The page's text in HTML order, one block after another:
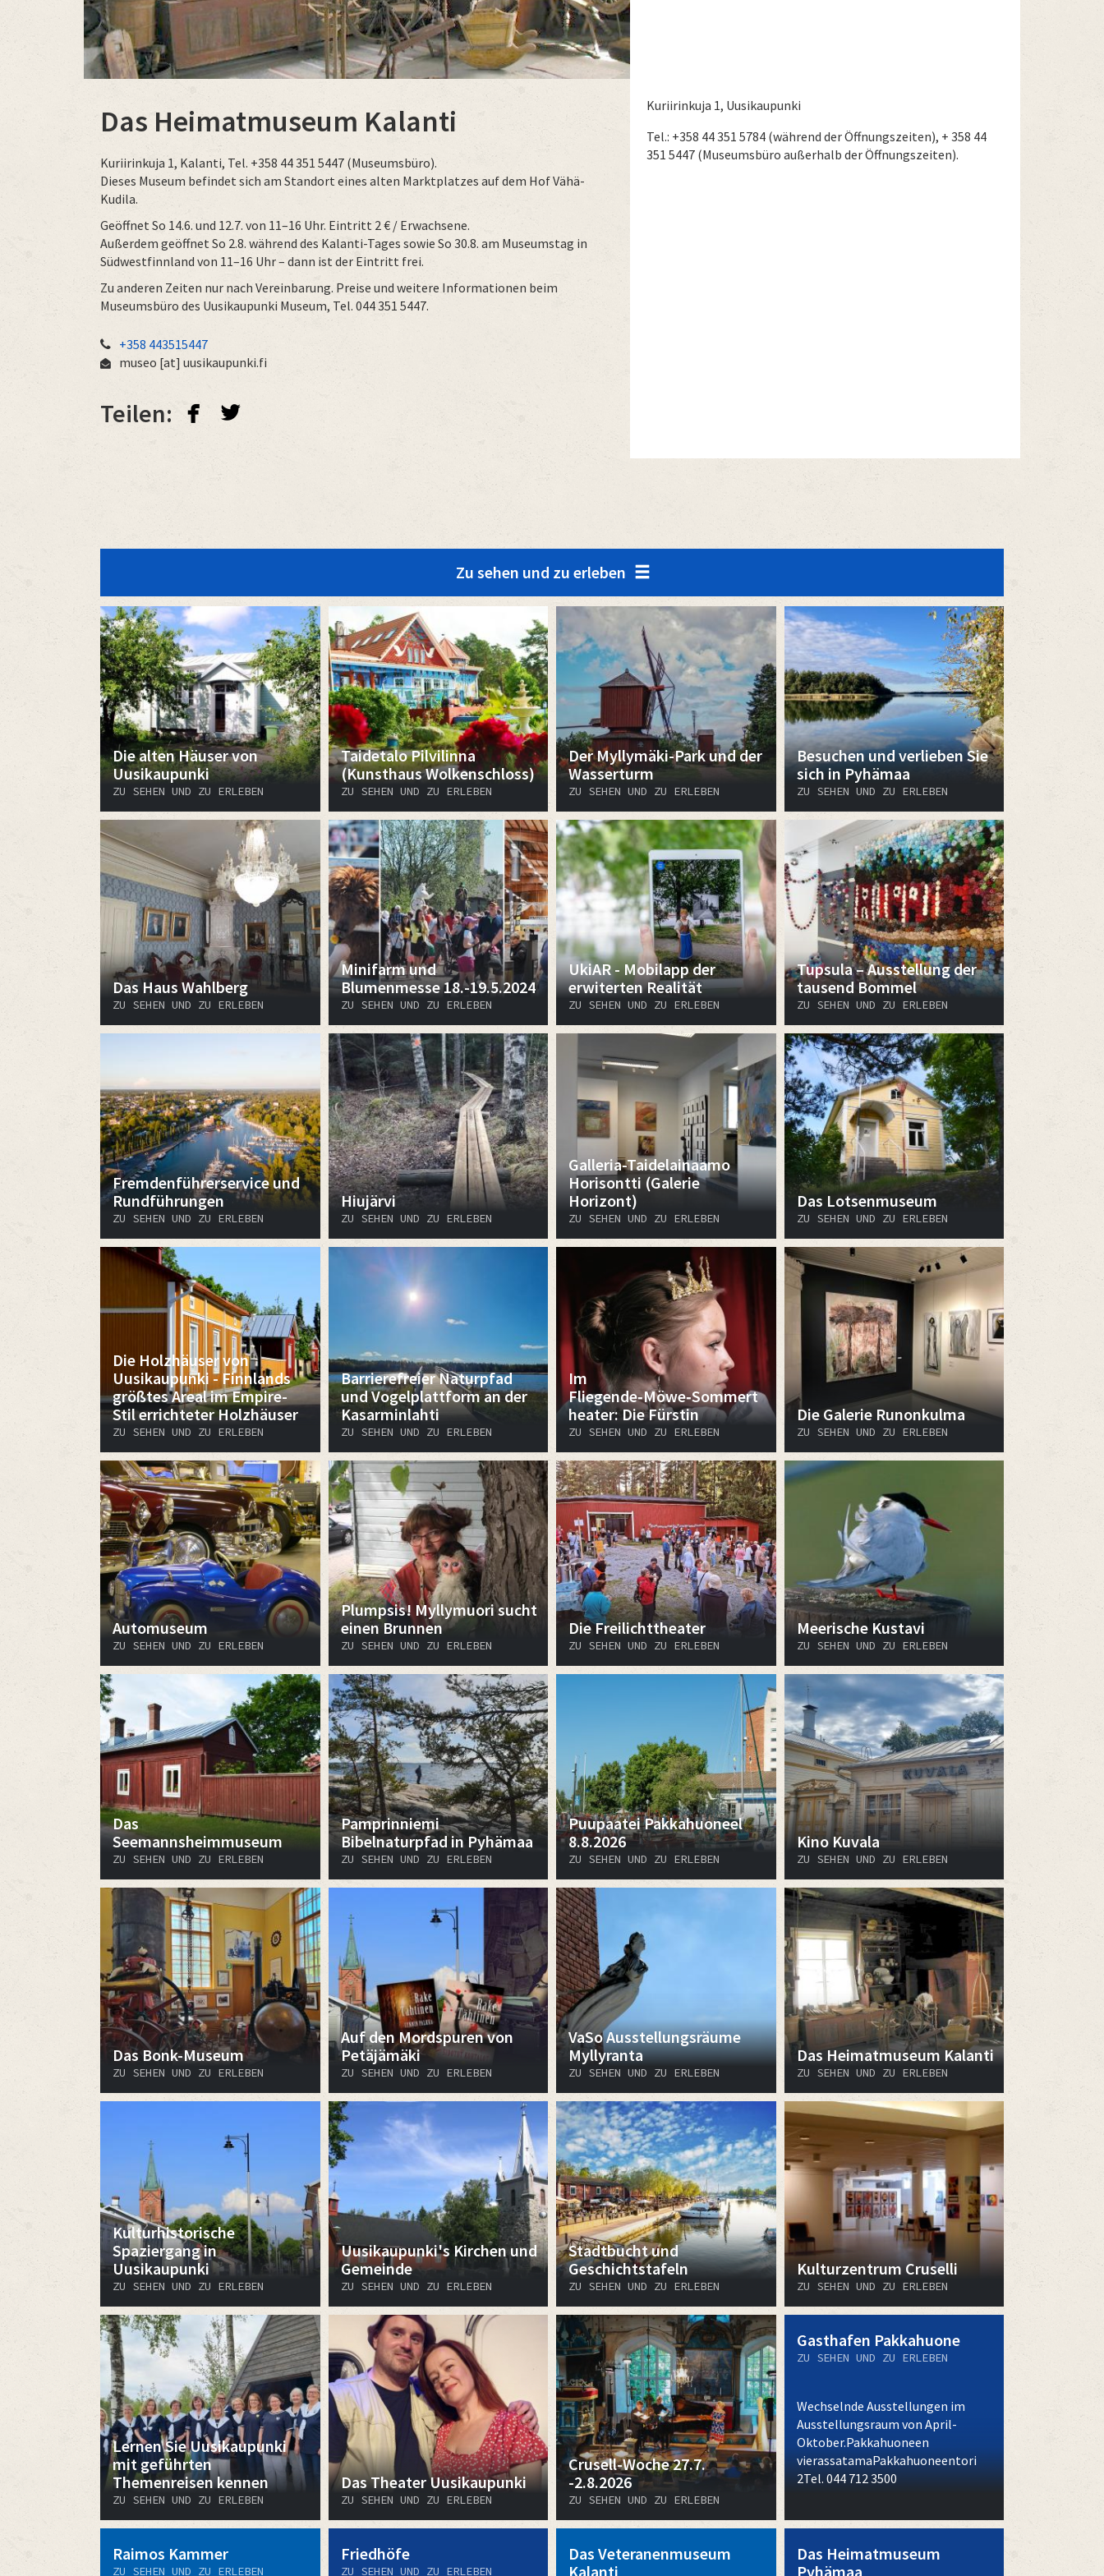
Das Heimatmuseum Kalanti
Kuriirinkuja 1, Kalanti, Tel. +358 44 351 5447 (Museumsbüro).
Dieses Museum befindet sich am Standort eines alten Marktplatzes auf dem Hof Vähä-
Kudila.
Geöffnet So 14.6. und 12.7. von 11–16 Uhr. Eintritt 2 € / Erwachsene.
Außerdem geöffnet So 2.8. während des Kalanti-Tages sowie So 30.8. am Museumstag in
Südwestfinnland von 11–16 Uhr – dann ist der Eintritt frei.
Zu anderen Zeiten nur nach Vereinbarung. Preise und weitere Informationen beim
Museumsbüro des Uusikaupunki Museum, Tel. 044 351 5447.
+358 443515447
museo [at] uusikaupunki.fi
Teilen: facebook twitterbird
Kuriirinkuja 1, Uusikaupunki
Tel.: +358 44 351 5784 (während der Öffnungszeiten), + 358 44
351 5447 (Museumsbüro außerhalb der Öffnungszeiten).
Zu sehen und zu erleben
Die alten Häuser von
Uusikaupunki
ZU SEHEN UND ZU ERLEBEN
Taidetalo Pilvilinna
(Kunsthaus Wolkenschloss)
ZU SEHEN UND ZU ERLEBEN
Der Myllymäki-Park und der
Wasserturm
ZU SEHEN UND ZU ERLEBEN
Besuchen und verlieben Sie
sich in Pyhämaa
ZU SEHEN UND ZU ERLEBEN
Das Haus Wahlberg
ZU SEHEN UND ZU ERLEBEN
Minifarm und
Blumenmesse 18.-19.5.2024
ZU SEHEN UND ZU ERLEBEN
UkiAR - Mobilapp der
erwiterten Realität
ZU SEHEN UND ZU ERLEBEN
Tupsula – Ausstellung der
tausend Bommel
ZU SEHEN UND ZU ERLEBEN
Fremdenführerservice und
Rundführungen
ZU SEHEN UND ZU ERLEBEN
Hiujärvi
ZU SEHEN UND ZU ERLEBEN
Galleria-Taidelainaamo
Horisontti (Galerie
Horizont)
ZU SEHEN UND ZU ERLEBEN
Das Lotsenmuseum
ZU SEHEN UND ZU ERLEBEN
Die Holzhäuser von
Uusikaupunki - Finnlands
größtes Areal im Empire-
Stil errichteter Holzhäuser
ZU SEHEN UND ZU ERLEBEN
Barrierefreier Naturpfad
und Vogelplattform an der
Kasarminlahti
ZU SEHEN UND ZU ERLEBEN
Im
Fliegende‑Möwe‑Sommert
heater: Die Fürstin
ZU SEHEN UND ZU ERLEBEN
Die Galerie Runonkulma
ZU SEHEN UND ZU ERLEBEN
Automuseum
ZU SEHEN UND ZU ERLEBEN
Plumpsis! Myllymuori sucht
einen Brunnen
ZU SEHEN UND ZU ERLEBEN
Die Freilichttheater
ZU SEHEN UND ZU ERLEBEN
Meerische Kustavi
ZU SEHEN UND ZU ERLEBEN
Das
Seemannsheimmuseum
ZU SEHEN UND ZU ERLEBEN
Pamprinniemi
Bibelnaturpfad in Pyhämaa
ZU SEHEN UND ZU ERLEBEN
Puupaatei Pakkahuoneel
8.8.2026
ZU SEHEN UND ZU ERLEBEN
Kino Kuvala
ZU SEHEN UND ZU ERLEBEN
Das Bonk-Museum
ZU SEHEN UND ZU ERLEBEN
Auf den Mordspuren von
Petäjämäki
ZU SEHEN UND ZU ERLEBEN
VaSo Ausstellungsräume
Myllyranta
ZU SEHEN UND ZU ERLEBEN
Das Heimatmuseum Kalanti
ZU SEHEN UND ZU ERLEBEN
Kulturhistorische
Spaziergang in
Uusikaupunki
ZU SEHEN UND ZU ERLEBEN
Uusikaupunki's Kirchen und
Gemeinde
ZU SEHEN UND ZU ERLEBEN
Stadtbucht und
Geschichtstafeln
ZU SEHEN UND ZU ERLEBEN
Kulturzentrum Cruselli
ZU SEHEN UND ZU ERLEBEN
Lernen Sie Uusikaupunki
mit geführten
Themenreisen kennen
ZU SEHEN UND ZU ERLEBEN
Das Theater Uusikaupunki
ZU SEHEN UND ZU ERLEBEN
Crusell-Woche 27.7.
-2.8.2026
ZU SEHEN UND ZU ERLEBEN
Gasthafen Pakkahuone
ZU SEHEN UND ZU ERLEBEN
Wechselnde Ausstellungen im
Ausstellungsraum von April-
Oktober.Pakkahuoneen
vierassatamaPakkahuoneentori
2Tel. 044 712 3500
Raimos Kammer
ZU SEHEN UND ZU ERLEBEN
Friedhöfe
ZU SEHEN UND ZU ERLEBEN
Das Veteranenmuseum
Kalanti
Das Heimatmuseum
Pyhämaa